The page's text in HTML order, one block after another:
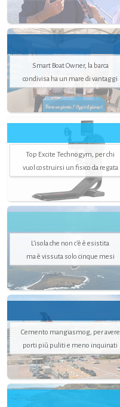
Smart Boat Owner, la barca
condivisa ha un mare di vantaggi
Top Excite Technogym, per chi
vuol costruirsi un fisico da regata
L’isola che non c'è è esistita
ma è vissuta solo cinque mesi
Cemento mangiasmog, per avere
porti più puliti e meno inquinati